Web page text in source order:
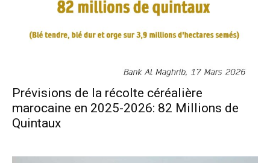
Prévisions de la récolte céréalière
marocaine en 2025-2026: 82 Millions de
Quintaux